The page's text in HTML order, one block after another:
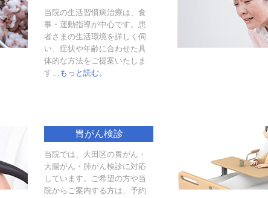
当院の生活習慣病治療は、食
事・運動指導が中心です。患
者さまの生活環境を詳しく伺
い、症状や年齢に合わせた具
体的な方法をご提案いたしま
す …もっと読む。
胃がん検診
当院では、大田区の胃がん・
大腸がん・肺がん検診に対応
しています。ご希望の方や当
院からご案内する方は、予約